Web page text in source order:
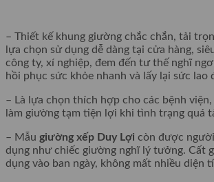
– Thiết kế khung giường chắc chắn, tải
lựa chọn sử dụng dễ dàng tại cửa hàng,
công ty, xí nghiệp, đem đến tư thế nghĩ
hồi phục sức khỏe nhanh và lấy lại sức lao
– Là lựa chọn thích hợp cho các bệnh
làm giường tạm tiện lợi khi tình trạng quá
– Mẫu giường xếp Duy Lợi còn được
dụng như chiếc giường nghĩ lý tưởng. Cất
dụng vào ban ngày, không mất nhiều diện